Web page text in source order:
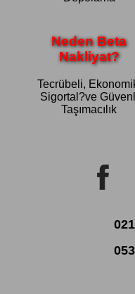
Neden Beta
Nakliyat?
Tecrübeli,
Sigortal?ve
Taşımacılık